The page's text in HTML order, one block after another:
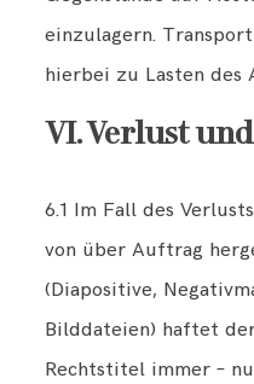
einzulagern.
hierbei zu Lasten des
VI. Verlust
6.1 Im Fall des
von über Auftrag
(Diapositive,
Bilddateien) haftet
Rechtstitel immer –